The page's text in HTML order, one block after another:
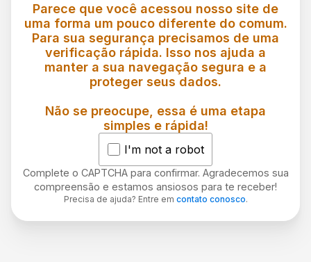
Parece que você acessou nosso site de
uma forma um pouco diferente do comum.
Para sua segurança precisamos de uma
verificação rápida. Isso nos ajuda a
manter a sua navegação segura e a
proteger seus dados.
Não se preocupe, essa é uma etapa
simples e rápida!
I'm not a robot
Complete o CAPTCHA para confirmar. Agradecemos sua
compreensão e estamos ansiosos para te receber!
Precisa de ajuda? Entre em contato conosco.